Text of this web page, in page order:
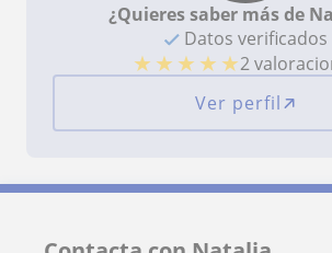
¿Quieres saber más de
Datos verificados
★ ★ ★ ★ ★2
Ver perfil